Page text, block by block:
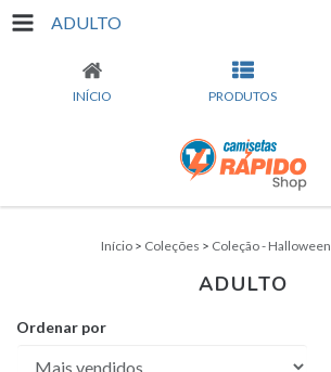
ADULTO
INÍCIO PRODUTOS
Início > Coleções > Coleção - Halloween
ADULTO
Ordenar por